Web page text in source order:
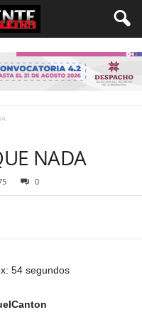
NADA
0
54 segundos